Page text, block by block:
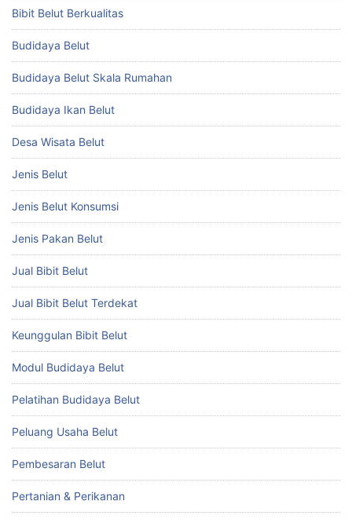
Bibit Belut Berkualitas
Budidaya Belut
Budidaya Belut Skala Rumahan
Budidaya Ikan Belut
Desa Wisata Belut
Jenis Belut
Jenis Belut Konsumsi
Jenis Pakan Belut
Jual Bibit Belut
Jual Bibit Belut Terdekat
Keunggulan Bibit Belut
Modul Budidaya Belut
Pelatihan Budidaya Belut
Peluang Usaha Belut
Pembesaran Belut
Pertanian & Perikanan